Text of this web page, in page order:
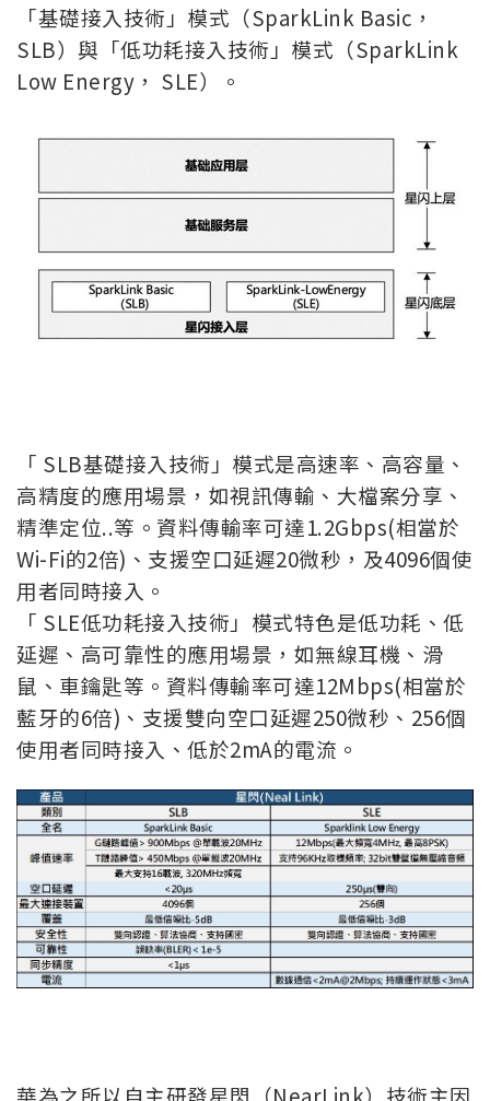
「基礎接入技術」模式（SparkLink Basic，
SLB）與「低功耗接入技術」模式（SparkLink
Low Energy， SLE）。
「 SLB基礎接入技術」模式是高速率、高容量、
高精度的應用場景，如視訊傳輸、大檔案分享、
精準定位..等。資料傳輸率可達1.2Gbps(相當於
Wi-Fi的2倍)、支援空口延遲20微秒，及4096個使
用者同時接入。
「 SLE低功耗接入技術」模式特色是低功耗、低
延遲、高可靠性的應用場景，如無線耳機、滑
鼠、車鑰匙等。資料傳輸率可達12Mbps(相當於
藍牙的6倍)、支援雙向空口延遲250微秒、256個
使用者同時接入、低於2mA的電流。
華為之所以自主研發星閃（NearLink）技術主因